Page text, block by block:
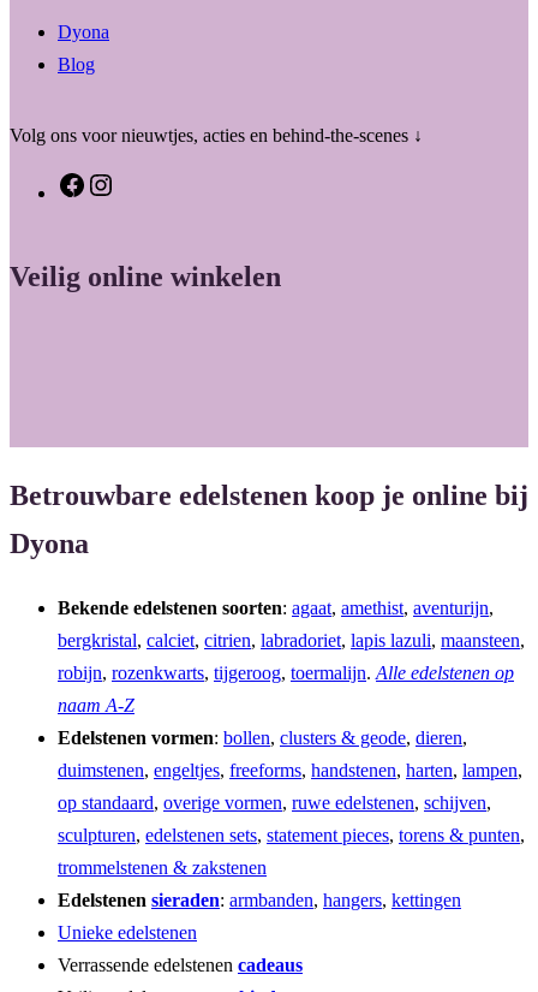
Dyona
Blog
Volg ons voor nieuwtjes, acties en behind-the-scenes ↓
F
e
t
m
Veilig online winkelen
Betrouwbare edelstenen koop je online bij
Dyona
Bekende edelstenen soorten: agaat, amethist, aventurijn,
bergkristal, calciet, citrien, labradoriet, lapis lazuli, maansteen,
robijn, rozenkwarts, tijgeroog, toermalijn. Alle edelstenen op
naam A-Z
Edelstenen vormen: bollen, clusters & geode, dieren,
duimstenen, engeltjes, freeforms, handstenen, harten, lampen,
op standaard, overige vormen, ruwe edelstenen, schijven,
sculpturen, edelstenen sets, statement pieces, torens & punten,
trommelstenen & zakstenen
Edelstenen sieraden: armbanden, hangers, kettingen
Unieke edelstenen
Verrassende edelstenen cadeaus